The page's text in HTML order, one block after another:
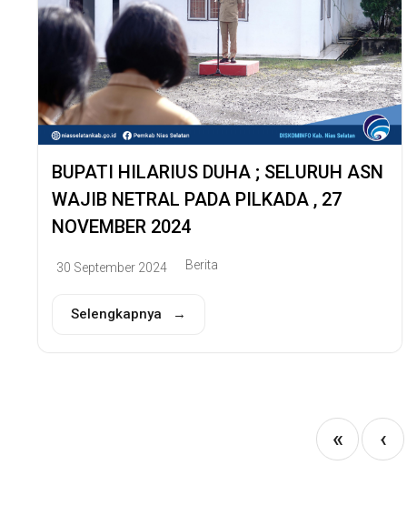
BUPATI HILARIUS DUHA ; SELURUH ASN
WAJIB NETRAL PADA PILKADA , 27
NOVEMBER 2024
30 September 2024 Berita
Selengkapnya →
« ‹